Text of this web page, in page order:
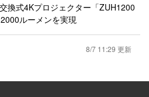
換式4Kプロジェクター「ZUH1200
ルーメンを実現
8/7 11:29 更新